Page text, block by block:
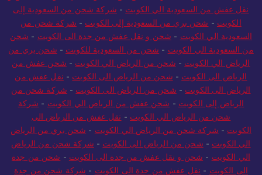
السعودية الى الكويت-شركة شحن من السعودية الي الكويت -شحن و
نقل عفش من السعودية الي الكويت -شركة شحن من السعودية إلى
الكويت- شحن بري من السعودية إلى الكويت- شركة شحن من
السعودية الي الكويت-شحن و نقل عفش من جدة الى الكويت - شحن
من السعودية الي الكويت-شحن من السعودية للكويت-شحن بري من
الرياض الي الكويت- شحن من الرياض الي الكويت- شحن عفش من
الرياض الى الكويت-شحن من الرياض الى الكويت-نقل عفش من
الرياض الى الكويت- شحن من الرياض الى الكويت -شركة شحن من
الرياض إلى الكويت- شحن عفش من الرياض الي الكويت -شركة
شحن من الرياض الي الكويت-
نقل عفش من الرياض الى
الكويت-شركة شحن من الرياض الي الكويت - شحن بري من الرياض
الي الكويت - شحن من الرياض الى الكويت-
شركة شحن من الرياض
الي الكويت- شحن و نقل عفش من جدة الى الكويت-شحن من جدة